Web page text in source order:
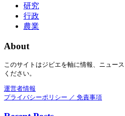
研究
行政
農業
About
このサイトはジビエを軸に情報、ニュー
ください。
運営者情報
プライバシーポリシー ／ 免責事項